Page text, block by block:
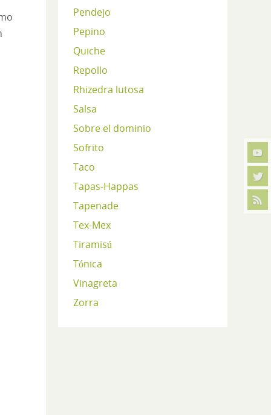
Pendejo
Pepino
Quiche
Repollo
Rhizedra lutosa
Salsa
Sobre el dominio
Sofrito
Taco
Tapas-Happas
Tapenade
Tex-Mex
Tiramisú
Tónica
Vinagreta
Zorra